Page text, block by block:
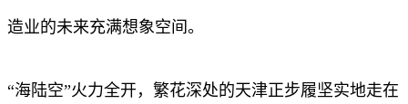
造业的未来充满想象空间。
“海陆空”火力全开，繁花深处的天津正步履坚实地走在